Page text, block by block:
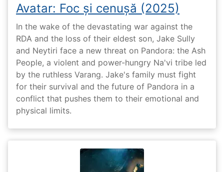
Avatar: Foc și cenușă (2025)
In the wake of the devastating war against the
RDA and the loss of their eldest son, Jake Sully
and Neytiri face a new threat on Pandora: the Ash
People, a violent and power-hungry Na'vi tribe led
by the ruthless Varang. Jake's family must fight
for their survival and the future of Pandora in a
conflict that pushes them to their emotional and
physical limits.